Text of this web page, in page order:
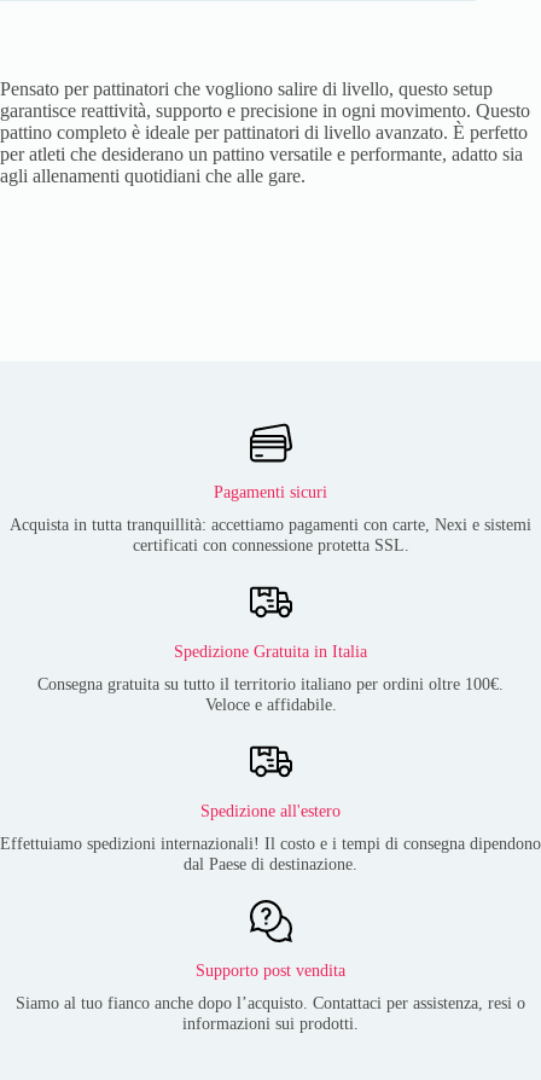
Pensato per pattinatori che vogliono salire di livello, questo setup
garantisce reattività, supporto e precisione in ogni movimento. Questo
pattino completo è ideale per pattinatori di livello avanzato. È perfetto
per atleti che desiderano un pattino versatile e performante, adatto sia
agli allenamenti quotidiani che alle gare.
Pagamenti sicuri
Acquista in tutta tranquillità: accettiamo pagamenti con carte, Nexi e sistemi
certificati con connessione protetta SSL.
Spedizione Gratuita in Italia
Consegna gratuita su tutto il territorio italiano per ordini oltre 100€.
Veloce e affidabile.
Spedizione all'estero
Effettuiamo spedizioni internazionali! Il costo e i tempi di consegna dipendono
dal Paese di destinazione.
Supporto post vendita
Siamo al tuo fianco anche dopo l’acquisto. Contattaci per assistenza, resi o
informazioni sui prodotti.